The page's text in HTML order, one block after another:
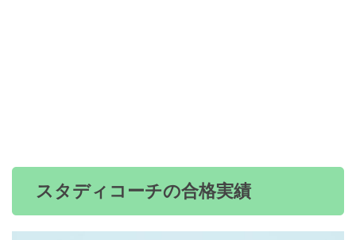
スタディコーチの合格実績